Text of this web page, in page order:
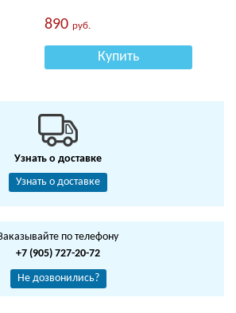
890руб.
Купить
Узнать о доставке
Узнать о доставке
по телефону
+7 (905) 727-20-72
Не дозвонились?